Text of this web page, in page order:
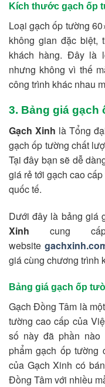
Kích thước gạch ốp
Loại gạch ốp tường
không gian đặc biệt,
khách hàng. Đây là
nhưng không vì thế
công trình khác nhau
3. Bảng giá gạch
Gạch Xinh là Tổng
gạch ốp tường chất
Tại đây bạn sẽ dễ
giá rẻ tới gạch cao
quốc tế.
Dưới đây là bảng giá
Xinh cung
website
giá cùng chương trình
Bảng giá gạch ốp
Gạch Đồng Tâm là
tường cao cấp của
số này đã phần nào
phẩm gạch ốp tường
của Gạch Xinh có
Đồng Tâm với nhiều